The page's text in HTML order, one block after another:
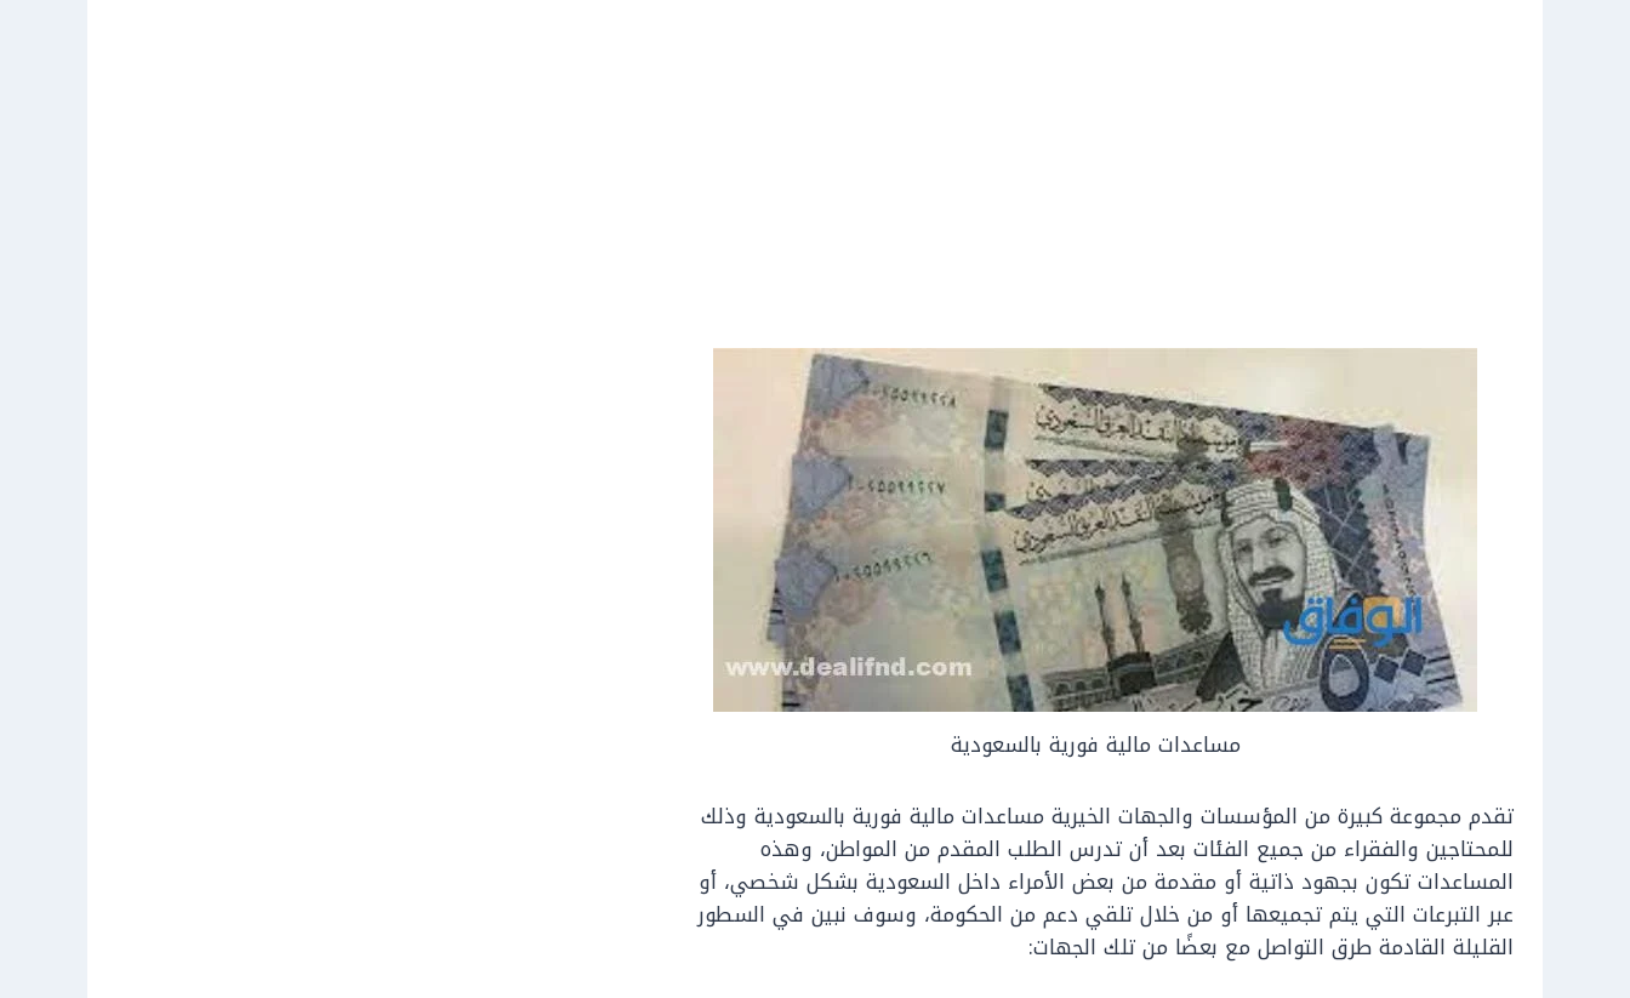
مساعدات مالية فورية بالسعودية
تقدم مجموعة كبيرة من المؤسسات والجهات الخيرية مساعدات مالية فورية بالسعودية وذلك
للمحتاجين والفقراء من جميع الفئات بعد أن تدرس الطلب المقدم من المواطن، وهذه
المساعدات تكون بجهود ذاتية أو مقدمة من بعض الأمراء داخل السعودية بشكل شخصي، أو
عبر التبرعات التي يتم تجميعها أو من خلال تلقي دعم من الحكومة، وسوف نبين في السطور
القليلة القادمة طرق التواصل مع بعضًا من تلك الجهات: